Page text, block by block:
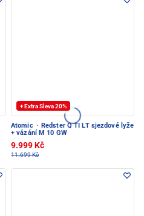
+ Extra Sleva 20%
Atomic · Redster Q TI LT sjezdové lyže
+ vázání M 10 GW
9.999 Kč
11.699 Kč